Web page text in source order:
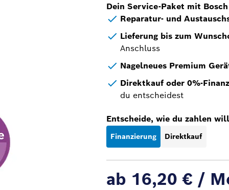
Dein Service-Paket mit
Reparatur- und
Lieferung bis zum
Anschluss
Nagelneues Premium
Direktkauf oder 0%-
du entscheidest
Entscheide, wie du zahlen
Finanzierung Direktkauf
ab 16,20 € /